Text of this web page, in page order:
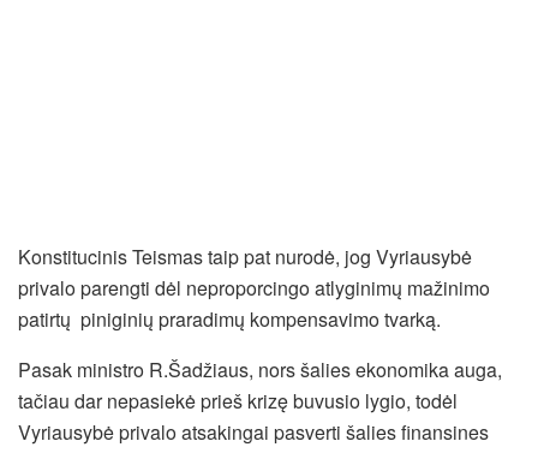
Konstitucinis Teismas taip pat nurodė, jog Vyriausybė
privalo parengti dėl neproporcingo atlyginimų mažinimo
patirtų piniginių praradimų kompensavimo tvarką.
Pasak ministro R.Šadžiaus, nors šalies ekonomika auga,
tačiau dar nepasiekė prieš krizę buvusio lygio, todėl
Vyriausybė privalo atsakingai pasverti šalies finansines